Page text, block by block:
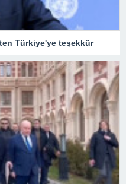
Türkiye'ye teşekkür